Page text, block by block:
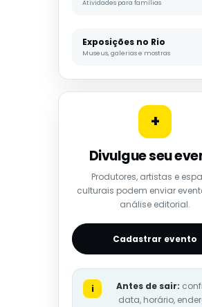
Atividades para famílias
Exposições no Rio
Museus, galerias e mostras
+
Divulgue seu
Produtores, artistas e
culturais podem enviar
análise editorial.
Cadastrar evento
i Antes de sair:
data, horário,